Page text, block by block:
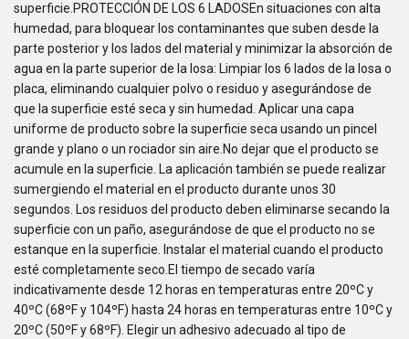
superficie.PROTECCIÓN DE LOS 6 LADOSEn situaciones con alta
humedad, para bloquear los contaminantes que suben desde la
parte posterior y los lados del material y minimizar la absorción de
agua en la parte superior de la losa: Limpiar los 6 lados de la losa o
placa, eliminando cualquier polvo o residuo y asegurándose de
que la superficie esté seca y sin humedad. Aplicar una capa
uniforme de producto sobre la superficie seca usando un pincel
grande y plano o un rociador sin aire.No dejar que el producto se
acumule en la superficie. La aplicación también se puede realizar
sumergiendo el material en el producto durante unos 30
segundos. Los residuos del producto deben eliminarse secando la
superficie con un paño, asegurándose de que el producto no se
estanque en la superficie. Instalar el material cuando el producto
esté completamente seco.El tiempo de secado varía
indicativamente desde 12 horas en temperaturas entre 20ºC y
40ºC (68ºF y 104ºF) hasta 24 horas en temperaturas entre 10ºC y
20ºC (50ºF y 68ºF). Elegir un adhesivo adecuado al tipo de